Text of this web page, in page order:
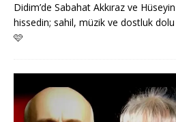
Didim’de Sabahat Akkıraz ve
hissedin; sahil, müzik ve dostluk
🩷